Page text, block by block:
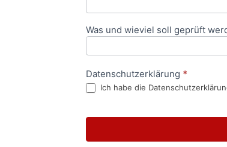
Was und wieviel soll geprüft
Datenschutzerklärung *
Ich habe die